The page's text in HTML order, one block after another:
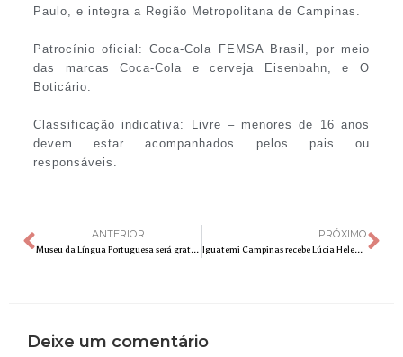
Paulo, e integra a Região Metropolitana de Campinas.
Patrocínio oficial: Coca-Cola FEMSA Brasil, por meio
das marcas Coca-Cola e cerveja Eisenbahn, e O
Boticário.
Classificação indicativa: Livre – menores de 16 anos
devem estar acompanhados pelos pais ou
responsáveis.
ANTERIOR
Museu da Língua Portuguesa será gratuito aos fins de semana até 31 de dezembro
PRÓXIMO
Iguatemi Campinas recebe Lúcia Helena Galvão, Rossandro Klinjey e Vanessa Rodrigues para bate-papo e lançamento de livro
Deixe um comentário